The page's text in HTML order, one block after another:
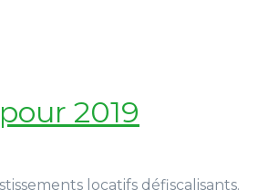
2019
locatifs défiscalisants.